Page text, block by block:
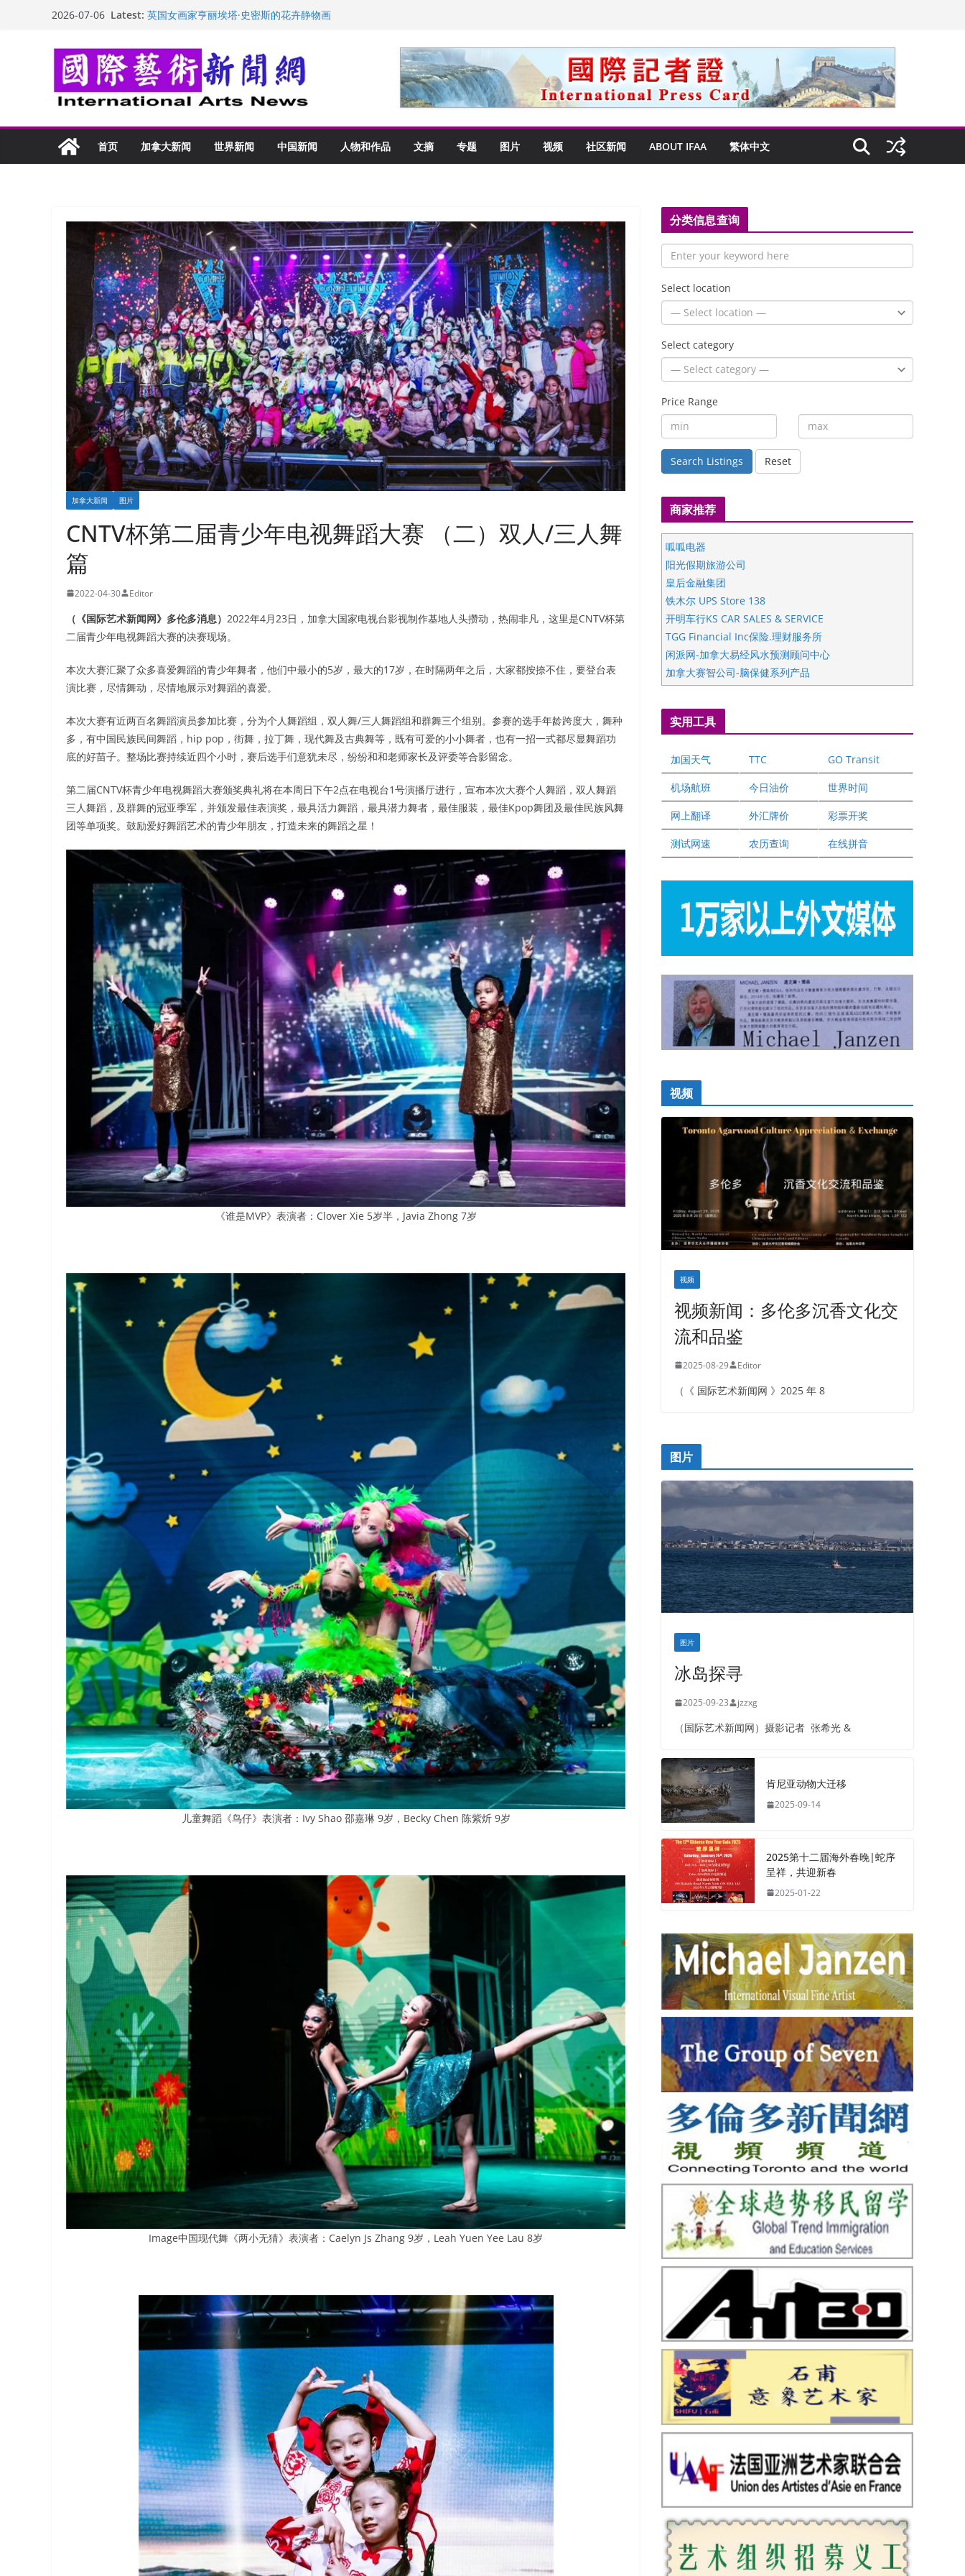
2026-07-06 Latest: 英国女画家亨丽埃塔·史密斯的花卉静物画
玛丽安娜·卡拉切娃的绘画：幽默和难以言喻的快乐
苏方 ：“字”得其乐
首页 加拿大新闻 世界新闻 中国新闻 人物和作品 文摘 专题 图片 视频 社区新闻 ABOUT IFAA 繁体中文
加拿大新闻 图片
CNTV杯第二届青少年电视舞蹈大赛 （二）双人/三人舞
篇
2022-04-30 Editor
（《国际艺术新闻网》多伦多消息） 2022年4月23日，加拿大国家电视台影视制作基地人头攒动，热闹非凡，这里是CNTV杯第
二届青少年电视舞蹈大赛的决赛现场。
本次大赛汇聚了众多喜爱舞蹈的青少年舞者，他们中最小的5岁，最大的17岁，在时隔两年之后，大家都按捺不住，要登台表
演比赛，尽情舞动，尽情地展示对舞蹈的喜爱。
本次大赛有近两百名舞蹈演员参加比赛，分为个人舞蹈组，双人舞/三人舞蹈组和群舞三个组别。参赛的选手年龄跨度大，舞种
多，有中国民族民间舞蹈，hip pop，街舞，拉丁舞，现代舞及古典舞等，既有可爱的小小舞者，也有一招一式都尽显舞蹈功
底的好苗子。整场比赛持续近四个小时，赛后选手们意犹未尽，纷纷和和老师家长及评委等合影留念。
第二届CNTV杯青少年电视舞蹈大赛颁奖典礼将在本周日下午2点在电视台1号演播厅进行，宣布本次大赛个人舞蹈，双人舞蹈
三人舞蹈，及群舞的冠亚季军，并颁发最佳表演奖，最具活力舞蹈，最具潜力舞者，最佳服装，最佳Kpop舞团及最佳民族风舞
团等单项奖。鼓励爱好舞蹈艺术的青少年朋友，打造未来的舞蹈之星！
《谁是MVP》表演者：Clover Xie 5岁半，Javia Zhong 7岁
儿童舞蹈《鸟仔》表演者：Ivy Shao 邵嘉琳 9岁，Becky Chen 陈紫炘 9岁
Image中国现代舞《两小无猜》表演者：Caelyn Js Zhang 9岁，Leah Yuen Yee Lau 8岁
分类信息查询
Select location
Select category
Price Range
Search Listings Reset
商家推荐
呱呱电器
阳光假期旅游公司
皇后金融集团
铁木尔 UPS Store 138
开明车行KS CAR SALES & SERVICE
TGG Financial Inc保险.理财服务所
闲派网-加拿大易经风水预测顾问中心
加拿大赛智公司-脑保健系列产品
五星国艺拍卖及评估公司
国际注册执业营养师公会
爱德华连锁酒店万锦分店
健健宝公司
二十一世纪美联地产公司
全球趋势移民留学
盛达资本
正点印艺设计
实用工具
加国天气 TTC GO Transit
机场航班 今日油价 世界时间
网上翻译 外汇牌价 彩票开奖
测试网速 农历查询 在线拼音
视频
视频
视频新闻：多伦多沉香文化交
流和品鉴
2025-08-29 Editor
（《 国际艺术新闻网 》2025 年 8
图片
图片
冰岛探寻
2025-09-23 jzzxg
（国际艺术新闻网）摄影记者 张希光 &
肯尼亚动物大迁移
2025-09-14
2025第十二届海外春晚|蛇序
呈祥，共迎新春
2025-01-22